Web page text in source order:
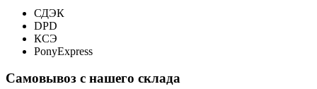
СДЭК
DPD
КСЭ
PonyExpress
Самовывоз с нашего склада